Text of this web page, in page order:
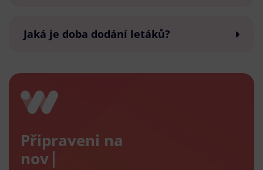
Jaká je doba dodání letáků?
Připraveni na
nový e-s